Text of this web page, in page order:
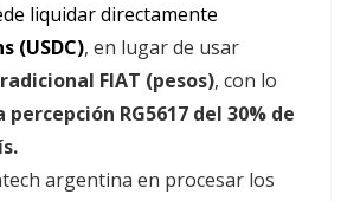
liquidar directamente
(USDC), en lugar de usar
FIAT (pesos), con lo
percepción RG5617 del 30% de
argentina en procesar los